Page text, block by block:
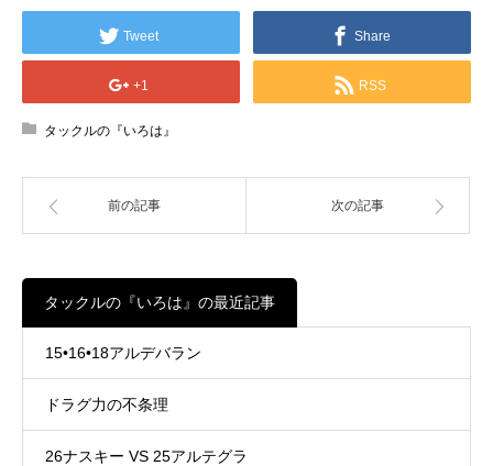
Tweet Share
+1 RSS
タックルの『いろは』
前の記事 次の記事
タックルの『いろは』の最近記事
15•16•18アルデバラン
ドラグ力の不条理
26ナスキー VS 25アルテグラ